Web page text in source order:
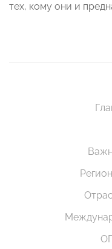
тех, кому они и